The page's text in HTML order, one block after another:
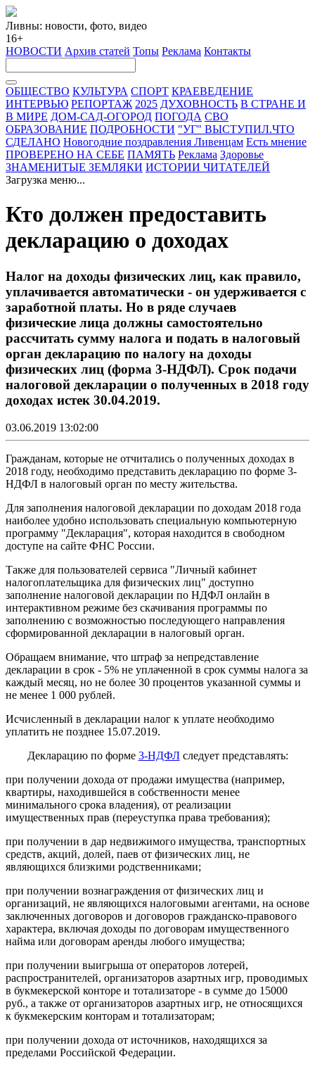
Ливны: новости, фото, видео
16+
НОВОСТИ Архив статей Топы Реклама Контакты
ОБЩЕСТВО КУЛЬТУРА СПОРТ КРАЕВЕДЕНИЕ
ИНТЕРВЬЮ РЕПОРТАЖ 2025 ДУХОВНОСТЬ В СТРАНЕ И
В МИРЕ ДОМ-САД-ОГОРОД ПОГОДА СВО
ОБРАЗОВАНИЕ ПОДРОБНОСТИ "УГ" ВЫСТУПИЛ.ЧТО
СДЕЛАНО Новогодние поздравления Ливенцам Есть мнение
ПРОВЕРЕНО НА СЕБЕ ПАМЯТЬ Реклама Здоровье
ЗНАМЕНИТЫЕ ЗЕМЛЯКИ ИСТОРИИ ЧИТАТЕЛЕЙ
Загрузка меню...
Кто должен предоставить
декларацию о доходах
Налог на доходы физических лиц, как правило,
уплачивается автоматически - он удерживается с
заработной платы. Но в ряде случаев
физические лица должны самостоятельно
рассчитать сумму налога и подать в налоговый
орган декларацию по налогу на доходы
физических лиц (форма 3-НДФЛ). Срок подачи
налоговой декларации о полученных в 2018 году
доходах истек 30.04.2019.
03.06.2019 13:02:00
Гражданам, которые не отчитались о полученных доходах в
2018 году, необходимо представить декларацию по форме 3-
НДФЛ в налоговый орган по месту жительства.
Для заполнения налоговой декларации по доходам 2018 года
наиболее удобно использовать специальную компьютерную
программу "Декларация", которая находится в свободном
доступе на сайте ФНС России.
Также для пользователей сервиса "Личный кабинет
налогоплательщика для физических лиц" доступно
заполнение налоговой декларации по НДФЛ онлайн в
интерактивном режиме без скачивания программы по
заполнению с возможностью последующего направления
сформированной декларации в налоговый орган.
Обращаем внимание, что штраф за непредставление
декларации в срок - 5% не уплаченной в срок суммы налога за
каждый месяц, но не более 30 процентов указанной суммы и
не менее 1 000 рублей.
Исчисленный в декларации налог к уплате необходимо
уплатить не позднее 15.07.2019.
Декларацию по форме 3-НДФЛследует представлять:
при получении дохода от продажи имущества (например,
квартиры, находившейся в собственности менее
минимального срока владения), от реализации
имущественных прав (переуступка права требования);
при получении в дар недвижимого имущества, транспортных
средств, акций, долей, паев от физических лиц, не
являющихся близкими родственниками;
при получении вознаграждения от физических лиц и
организаций, не являющихся налоговыми агентами, на основе
заключенных договоров и договоров гражданско-правового
характера, включая доходы по договорам имущественного
найма или договорам аренды любого имущества;
при получении выигрыша от операторов лотерей,
распространителей, организаторов азартных игр, проводимых
в букмекерской конторе и тотализаторе - в сумме до 15000
руб., а также от организаторов азартных игр, не относящихся
к букмекерским конторам и тотализаторам;
при получении дохода от источников, находящихся за
пределами Российской Федерации.